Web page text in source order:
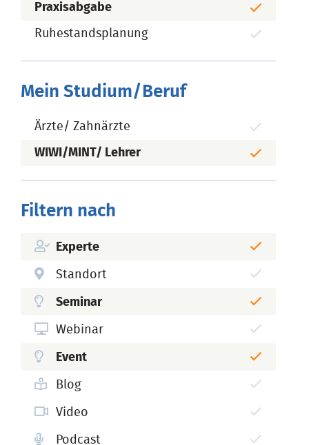
Praxisabgabe
Ruhestandsplanung
Mein Studium/Beruf
Ärzte/ Zahnärzte
WIWI/MINT/ Lehrer
Filtern nach
Experte
Standort
Seminar
Webinar
Event
Blog
Video
Podcast